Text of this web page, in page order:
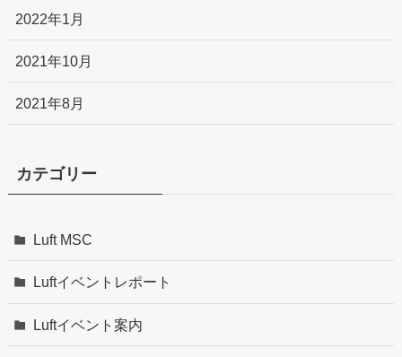
2022年1月
2021年10月
2021年8月
カテゴリー
Luft MSC
Luftイベントレポート
Luftイベント案内